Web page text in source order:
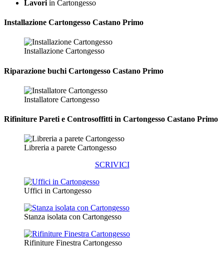
Lavori in Cartongesso
Installazione Cartongesso Castano Primo
Installazione Cartongesso
Riparazione buchi Cartongesso Castano Primo
Installatore Cartongesso
Rifiniture Pareti e Controsoffitti in Cartongesso Castano Primo
Libreria a parete Cartongesso
SCRIVICI
Uffici in Cartongesso
Stanza isolata con Cartongesso
Rifiniture Finestra Cartongesso